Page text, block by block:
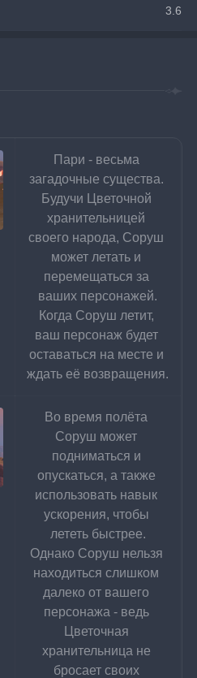
3.6
Пари - весьма
загадочные существа.
Будучи Цветочной
хранительницей
своего народа, Соруш
может летать и
перемещаться за
ваших персонажей.
Когда Соруш летит,
ваш персонаж будет
оставаться на месте и
ждать её возвращения.
Во время полёта
Соруш может
подниматься и
опускаться, а также
использовать навык
ускорения, чтобы
лететь быстрее.
Однако Соруш нельзя
находиться слишком
далеко от вашего
персонажа - ведь
Цветочная
хранительница не
бросает своих